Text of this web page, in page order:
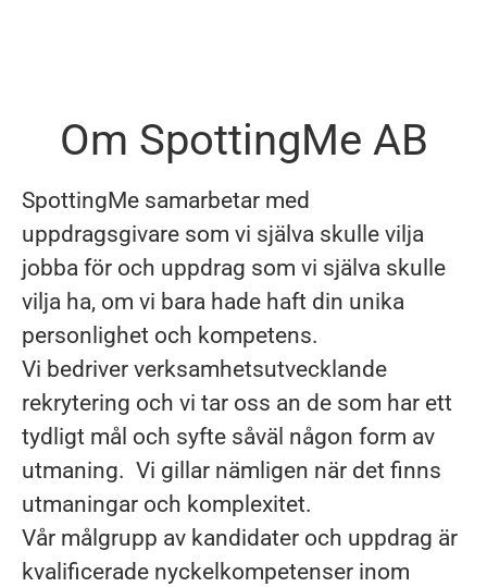
Om SpottingMe AB
SpottingMe samarbetar med
uppdragsgivare som vi själva skulle vilja
jobba för och uppdrag som vi själva skulle
vilja ha, om vi bara hade haft din unika
personlighet och kompetens.
Vi bedriver verksamhetsutvecklande
rekrytering och vi tar oss an de som har ett
tydligt mål och syfte såväl någon form av
utmaning. Vi gillar nämligen när det finns
utmaningar och komplexitet.
Vår målgrupp av kandidater och uppdrag är
kvalificerade nyckelkompetenser inom